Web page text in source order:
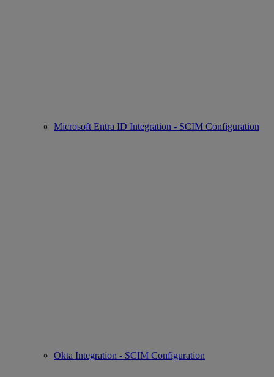
Microsoft Entra ID Integration - SCIM Configuration
Okta Integration - SCIM Configuration